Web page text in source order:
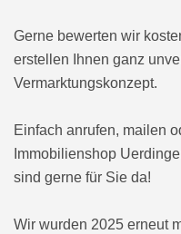
Gerne bewerten wir
erstellen Ihnen ganz
Vermarktungskonzept.
Einfach anrufen, mailen
Immobilienshop
sind gerne für Sie da!
Wir wurden 2025 erneut